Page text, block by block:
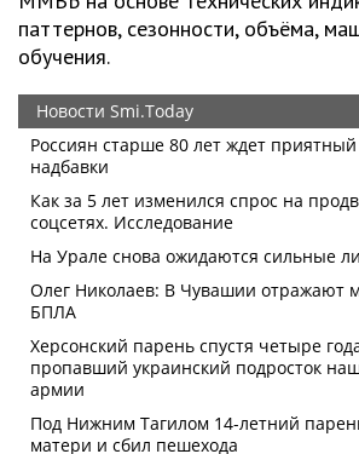
паттернов, сезонности, объёма,
обучения.